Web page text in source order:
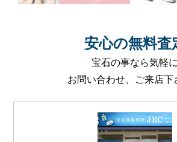
安心の無料査
宝石の事なら気軽に
お問い合わせ、ご来店下